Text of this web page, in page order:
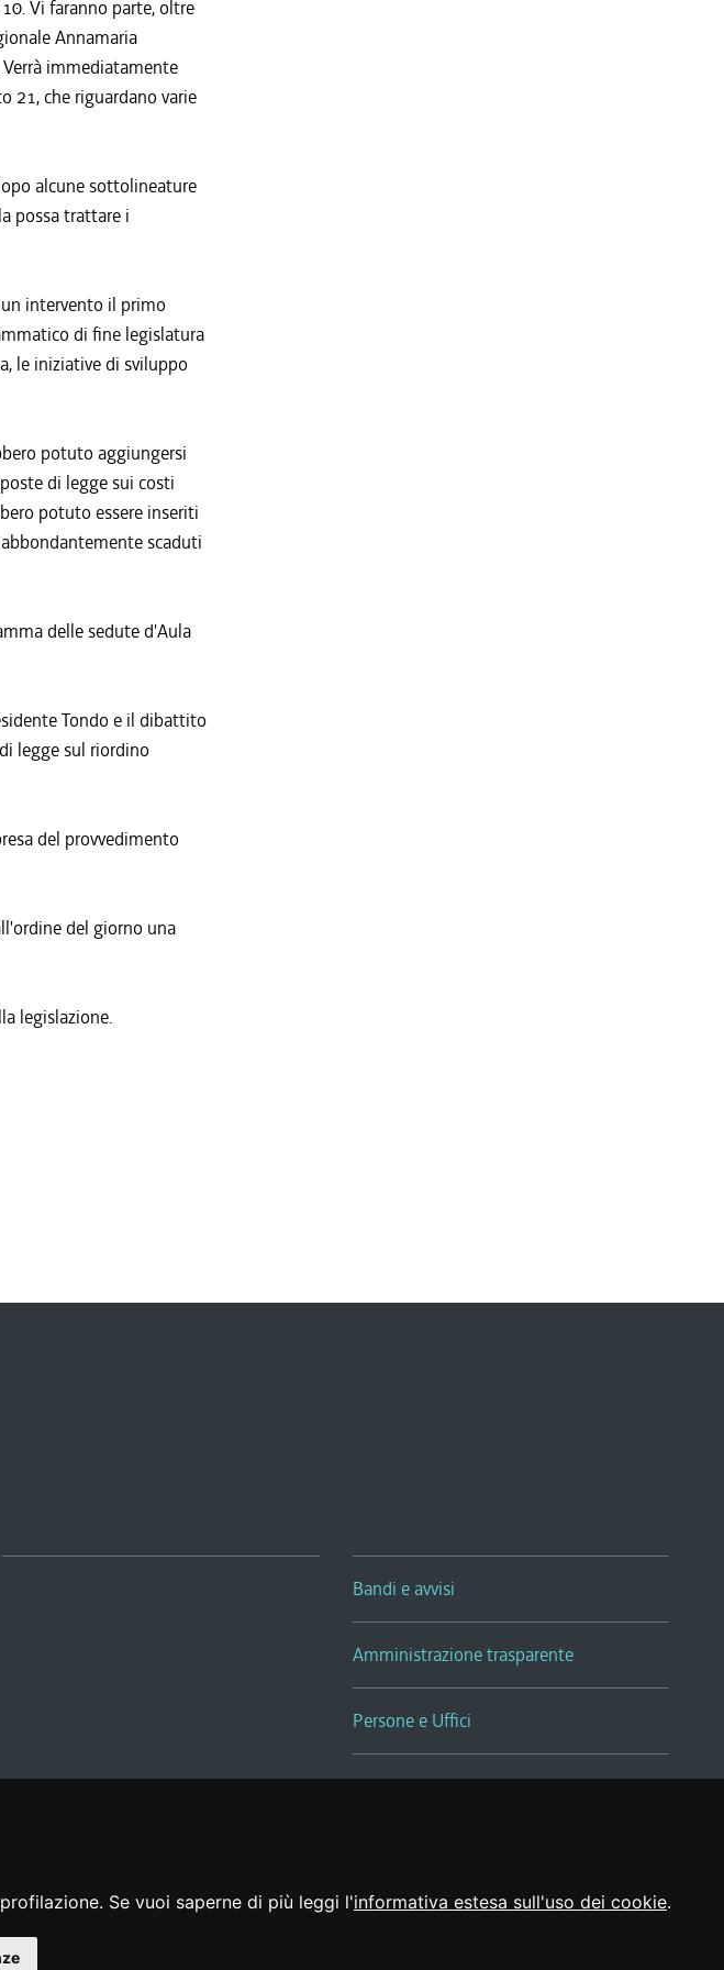
Se vuoi saperne di più leggi l'informativa estesa sull'uso dei cookie.
Vi faranno parte, oltre
Annamaria
immediatamente
21, che riguardano varie
alcune sottolineature
possa trattare i
intervento il primo
di fine legislatura
le iniziative di sviluppo
potuto aggiungersi
di legge sui costi
potuto essere inseriti
scaduti
delle sedute d'Aula
Tondo e il dibattito
legge sul riordino
del provvedimento
del giorno una
legislazione.
Bandi e avvisi
Amministrazione trasparente
Persone e Uffici
Sala Tiziano Tessitori
| feedback
Realizzato da